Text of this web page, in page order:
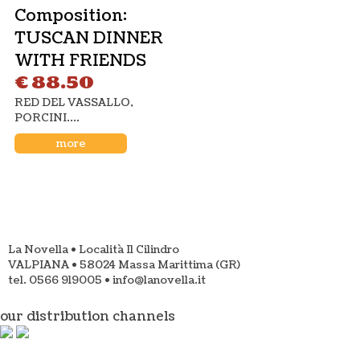
TUTTO CINGHIALE
Venerdì 28 Ottobre la serata che
tutti stavamo aspettando,
il simbolo della cucina toscana, il
piatto tipico a cui è impossibile
dire di no... non poteva certo
mancare una cena a tema
MAURO CALAMASSI Musica&Karaoke
Sabato 22 Ottobre Lasagna della
nonna e Peposo con patate, mentre
Calamassi
Leggi tutto
Composition:
TUSCAN DINNER
WITH FRIENDS
€ 88.50
RED DEL VASSALLO,
PORCINI....
more
La Novella • Località Il Cilindro
VALPIANA • 58024 Massa Marittima (GR)
tel. 0566 919005 • info@lanovella.it
our distribution channels